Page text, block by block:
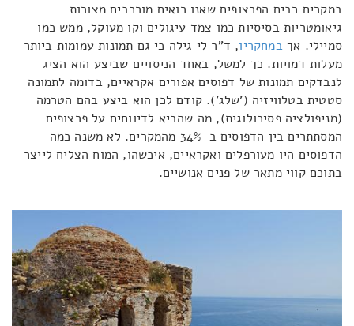
במקרים רבים הפרצופים שאנו רואים מורכבים מצורות
גיאומטריות בסיסיות כמו צמד עיגולים וקו מעוקל, ממש כמו
סמיילי. אך במחקריו, ד"ר לי גילה כי גם תמונות עמומות ביותר
מעלות דמויות. כך למשל, באחד הניסויים שביצע הוא הציג
לנבדקים תמונות של דפוסים אפורים אקראיים, בדומה לתמונה
סטטית בטלוויזיה ('שלג'). קודם לכן הוא ביצע בהם הטרמה
(מניפולציה פסיכולוגית), מה שהביא לדיווחים על פרצופים
המסתתרים בין הדפוסים ב-34% מהמקרים. לא משנה כמה
הדפוסים היו מעורפלים ואקראיים, איכשהו, המוח הצליח לייצר
בתוכם קווי מתאר של פנים אנושיים.